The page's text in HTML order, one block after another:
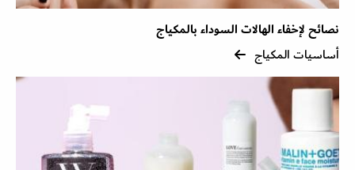
نصائح لإخفاء الهالات السوداء بالمكياج
أساسيات المكياج